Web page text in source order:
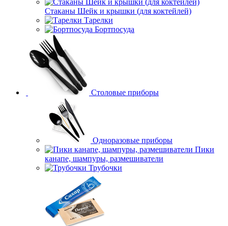
Стаканы Шейк и крышки (для коктейлей)
Тарелки
Бортпосуда
Столовые приборы
Одноразовые приборы
Пики
канапе, шампуры, размешиватели
Трубочки